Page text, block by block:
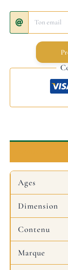
Ages
Dimension
Contenu
Marque